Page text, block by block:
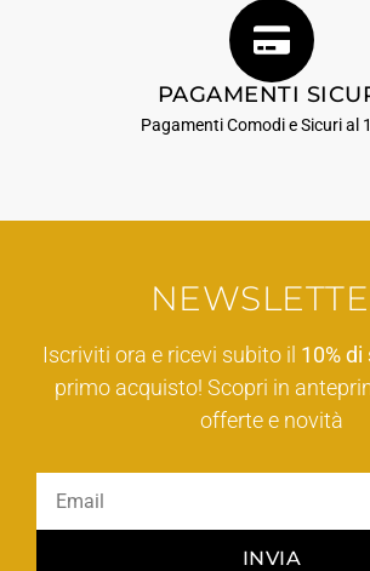
PAGAMENTI
Pagamenti Comodi e Sicuri al
Iscriviti ora e ricevi subito il 10%
primo acquisto! Scopri in
offerte e novità
INVIA